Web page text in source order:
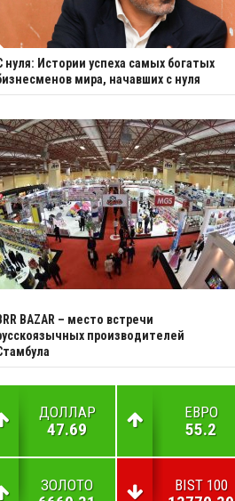
нуля: Истории успеха самых богатых
мира, начавших с нуля
BAZAR – место встречи
производителей
ДОЛЛАР
47.69
ЕВРО
55.2
ЗОЛОТО BIST 100